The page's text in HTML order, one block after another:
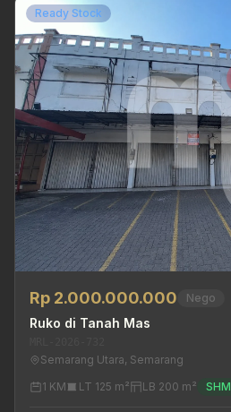
Ready Stock
Rp 2.000.000.000 Nego
Ruko di Tanah Mas
Semarang Utara, Semarang
1 KM
LT 125 m² LB 200 m² SHM